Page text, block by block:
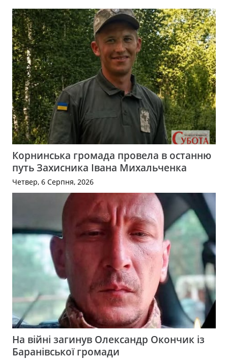
Корнинська громада провела в останню
путь Захисника Івана Михальченка
Четвер, 6 Серпня, 2026
На війні загинув Олександр Окончик із
Баранівської громади